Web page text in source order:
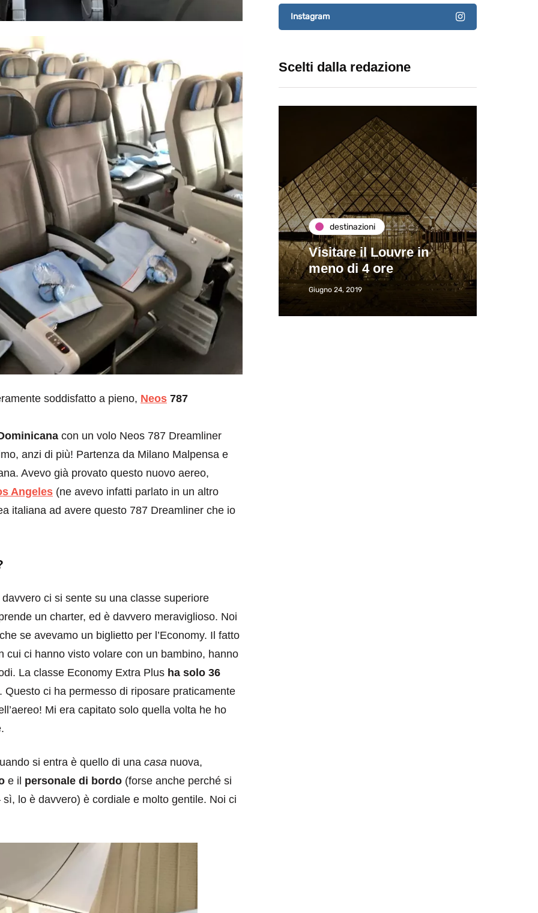
soddisfatto a pieno, Neos 787
con un volo Neos 787 Dreamliner
anzi di più! Partenza da Milano Malpensa e
Avevo già provato questo nuovo aereo,
Angeles (ne avevo infatti parlato in un altro
italiana ad avere questo 787 Dreamliner che io
ci si sente su una classe superiore
un charter, ed è davvero meraviglioso. Noi
se avevamo un biglietto per l’Economy. Il fatto
cui ci hanno visto volare con un bambino, hanno
La classe Economy Extra Plus ha solo 36
ci ha permesso di riposare praticamente
Mi era capitato solo quella volta he ho
si entra è quello di una casa nuova,
e il personale di bordo (forse anche perché si
lo è davvero) è cordiale e molto gentile. Noi ci
Instagram
Scelti dalla redazione
di
eventi
Eventi di aprile 2026 a
Rimini e dintorni
Marzo 31, 2026
destinazioni
Visitare il Louvre in
meno di 4 ore
Giugno 24, 2019